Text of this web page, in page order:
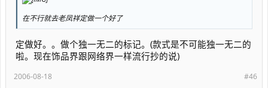
在不行就去老凤祥定做一个好了
定做好。。做个独一无二的标记。(款式是不可能独一无二的
啦。现在饰品界跟网络界一样流行抄的说)
#46
2006-08-18